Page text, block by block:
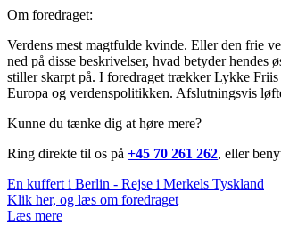
Om foredraget:
Verdens mest magtfulde kvinde. Eller den frie
ned på disse beskrivelser, hvad betyder
stiller skarpt på. I foredraget trækker Lykke Friis
Europa og verdenspolitikken. Afslutningsvis
Kunne du tænke dig at høre mere?
Ring direkte til os på +45 70 261 262, eller
En kuffert i Berlin - Rejse i Merkels Tyskland
Klik her, og læs om foredraget
Læs mere